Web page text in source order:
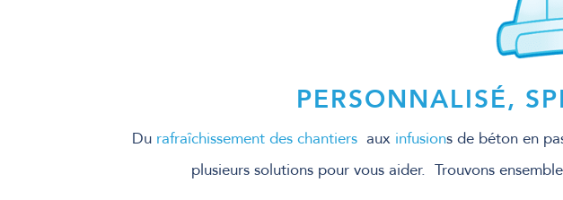
PERSONNALISÉ,
Du rafraîchissement des chantiers aux infusions de béton en
plusieurs solutions pour vous aider. Trouvons